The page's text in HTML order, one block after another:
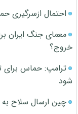
احتمال ازسرگیری
معمای جنگ ایران
خروج؟
ترامپ: حماس برای
شود
چین ارسال سلاح به